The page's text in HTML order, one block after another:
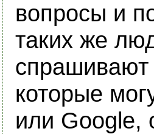
вопросы и
таких же
которые
или Google,